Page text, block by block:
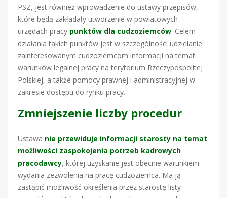
PSZ, jest również wprowadzenie do ustawy przepisów,
które będą zakładały utworzenie w powiatowych
urzędach pracy punktów dla cudzoziemców. Celem
działania takich punktów jest w szczególności udzielanie
zainteresowanym cudzoziemcom informacji na temat
warunków legalnej pracy na terytorium Rzeczypospolitej
Polskiej, a także pomocy prawnej i administracyjnej w
zakresie dostępu do rynku pracy.
Zmniejszenie liczby procedur
Ustawa nie przewiduje informacji starosty na temat
możliwości zaspokojenia potrzeb kadrowych
pracodawcy, której uzyskanie jest obecnie warunkiem
wydania zezwolenia na pracę cudzoziemca. Ma ją
zastąpić możliwość określenia przez starostę listy